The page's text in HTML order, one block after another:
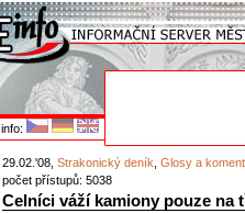
info:
29.02.'08, Strakonický deník Glosy a
počet přístupů: 5038
Celníci váží kamiony pouze na